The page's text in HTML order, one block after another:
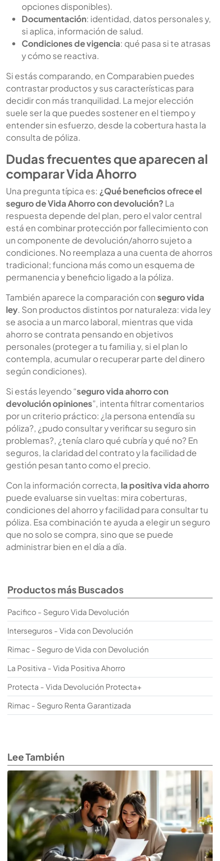
opciones disponibles).
Documentación: identidad, datos personales y,
si aplica, información de salud.
Condiciones de vigencia: qué pasa si te atrasas
y cómo se reactiva.
Si estás comparando, en Comparabien puedes
contrastar productos y sus características para
decidir con más tranquilidad. La mejor elección
suele ser la que puedes sostener en el tiempo y
entender sin esfuerzo, desde la cobertura hasta la
consulta de póliza.
Dudas frecuentes que aparecen al
comparar Vida Ahorro
Una pregunta típica es: ¿Qué beneficios ofrece el
seguro de Vida Ahorro con devolución? La
respuesta depende del plan, pero el valor central
está en combinar protección por fallecimiento con
un componente de devolución/ahorro sujeto a
condiciones. No reemplaza a una cuenta de ahorros
tradicional; funciona más como un esquema de
permanencia y beneficio ligado a la póliza.
También aparece la comparación conseguro vida
ley. Son productos distintos por naturaleza: vida ley
se asocia a un marco laboral, mientras que vida
ahorro se contrata pensando en objetivos
personales (proteger a tu familia y, si el plan lo
contempla, acumular o recuperar parte del dinero
según condiciones).
Si estás leyendo “seguro vida ahorro con
devolución opiniones”, intenta filtrar comentarios
por un criterio práctico: ¿la persona entendía su
póliza?, ¿pudo consultar y verificar su seguro sin
problemas?, ¿tenía claro qué cubría y qué no? En
seguros, la claridad del contrato y la facilidad de
gestión pesan tanto como el precio.
Con la información correcta, la positiva vida ahorro
puede evaluarse sin vueltas: mira coberturas,
condiciones del ahorro y facilidad para consultar tu
póliza. Esa combinación te ayuda a elegir un seguro
que no solo se compra, sino que se puede
administrar bien en el día a día.
Productos más Buscados
Pacifico - Seguro Vida Devolución
Interseguros - Vida con Devolución
Rimac - Seguro de Vida con Devolución
La Positiva - Vida Positiva Ahorro
Protecta - Vida Devolución Protecta+
Rimac - Seguro Renta Garantizada
Lee También